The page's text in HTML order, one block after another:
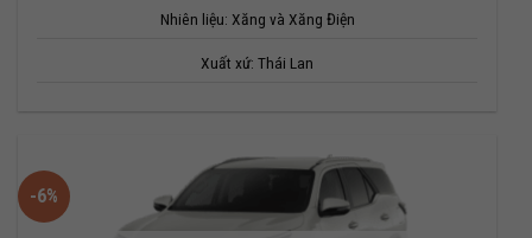
Nhiên liệu: Xăng và Xăng Điện
Xuất xứ: Thái Lan
-6%